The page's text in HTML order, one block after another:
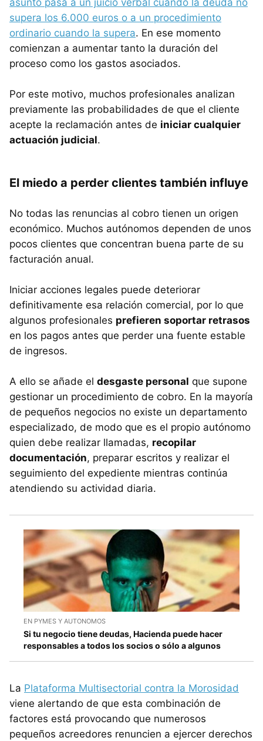
supera los 6.000 euros o a un procedimiento
ordinario cuando la supera. En ese momento
comienzan a aumentar tanto la duración del
proceso como los gastos asociados.
Por este motivo, muchos profesionales analizan
previamente las probabilidades de que el cliente
acepte la reclamación antes de iniciar cualquier
actuación judicial.
El miedo a perder clientes también influye
No todas las renuncias al cobro tienen un origen
económico. Muchos autónomos dependen de unos
pocos clientes que concentran buena parte de su
facturación anual.
Iniciar acciones legales puede deteriorar
definitivamente esa relación comercial, por lo que
algunos profesionales prefieren soportar retrasos
en los pagos antes que perder una fuente estable
de ingresos.
A ello se añade el desgaste personal que supone
gestionar un procedimiento de cobro. En la mayoría
de pequeños negocios no existe un departamento
especializado, de modo que es el propio autónomo
quien debe realizar llamadas, recopilar
documentación, preparar escritos y realizar el
seguimiento del expediente mientras continúa
atendiendo su actividad diaria.
EN PYMES Y AUTONOMOS
Si tu negocio tiene deudas, Hacienda puede hacer
responsables a todos los socios o sólo a algunos
La Plataforma Multisectorial contra la Morosidad
viene alertando de que esta combinación de
factores está provocando que numerosos
pequeños acreedores renuncien a ejercer derechos